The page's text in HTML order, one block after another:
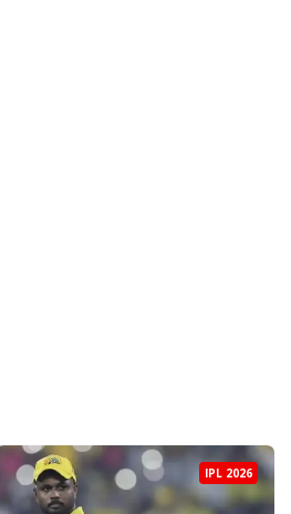
IPL 2026